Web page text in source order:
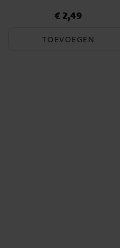
Prijs :€ 2,49
€ 2,49
TOEVOEGEN